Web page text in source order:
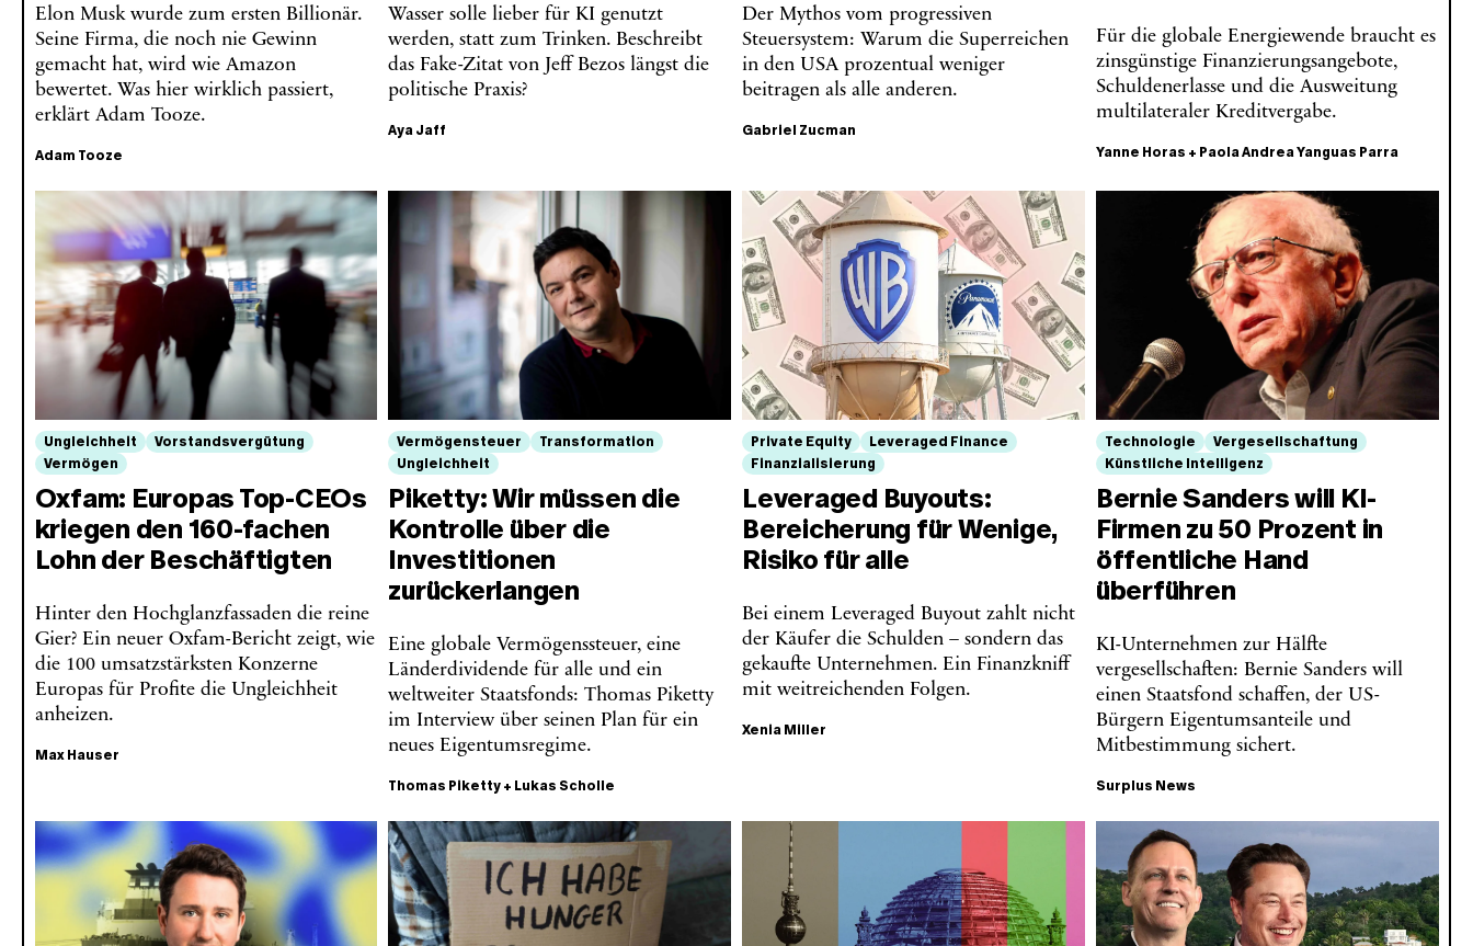
Elon Musk wurde zum ersten Billionär.
Seine Firma, die noch nie Gewinn
gemacht hat, wird wie Amazon
bewertet. Was hier wirklich passiert,
erklärt Adam Tooze.
Adam Tooze
Wasser solle lieber für KI genutzt
werden, statt zum Trinken. Beschreibt
das Fake-Zitat von Jeff Bezos längst die
politische Praxis?
Aya Jaff
Der Mythos vom progressiven
Steuersystem: Warum die Superreichen
in den USA prozentual weniger
beitragen als alle anderen.
Gabriel Zucman
Für die globale Energiewende braucht es
zinsgünstige Finanzierungsangebote,
Schuldenerlasse und die Ausweitung
multilateraler Kreditvergabe.
Yanne Horas + Paola Andrea Yanguas Parra
Ungleichheit
Vorstandsvergütung
Vermögen
Oxfam: Europas Top-CEOs
kriegen den 160-fachen
Lohn der Beschäftigten
Hinter den Hochglanzfassaden die reine
Gier? Ein neuer Oxfam-Bericht zeigt, wie
die 100 umsatzstärksten Konzerne
Europas für Profite die Ungleichheit
anheizen.
Max Hauser
Vermögensteuer
Transformation
Ungleichheit
Piketty: Wir müssen die
Kontrolle über die
Investitionen
zurückerlangen
Eine globale Vermögenssteuer, eine
Länderdividende für alle und ein
weltweiter Staatsfonds: Thomas Piketty
im Interview über seinen Plan für ein
neues Eigentumsregime.
Thomas Piketty + Lukas Scholle
Private Equity
Leveraged Finance
Finanzialisierung
Leveraged Buyouts:
Bereicherung für Wenige,
Risiko für alle
Bei einem Leveraged Buyout zahlt nicht
der Käufer die Schulden – sondern das
gekaufte Unternehmen. Ein Finanzkniff
mit weitreichenden Folgen.
Xenia Miller
Technologie
Vergesellschaftung
Künstliche Intelligenz
Bernie Sanders will KI-
Firmen zu 50 Prozent in
öffentliche Hand
überführen
KI-Unternehmen zur Hälfte
vergesellschaften: Bernie Sanders will
einen Staatsfond schaffen, der US-
Bürgern Eigentumsanteile und
Mitbestimmung sichert.
Surplus News